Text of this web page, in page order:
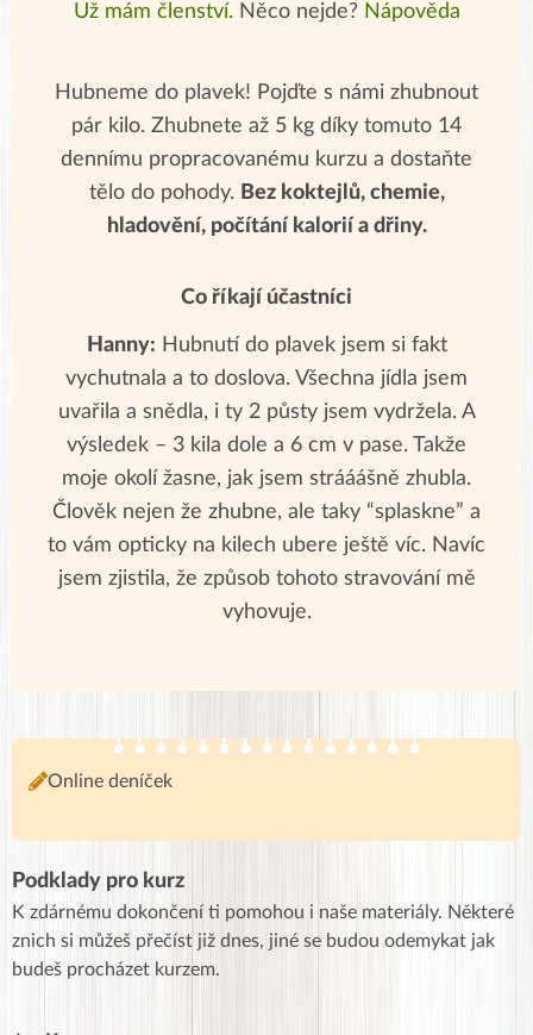
Už mám členství. Něco nejde? Nápověda
Hubneme do plavek! Pojďte s námi zhubnout
pár kilo. Zhubnete až 5 kg díky tomuto 14
dennímu propracovanému kurzu a dostaňte
tělo do pohody. Bez koktejlů, chemie,
hladovění, počítání kalorií a dřiny.
Co říkají účastníci
Hanny: Hubnutí do plavek jsem si fakt
vychutnala a to doslova. Všechna jídla jsem
uvařila a snědla, i ty 2 půsty jsem vydržela. A
výsledek – 3 kila dole a 6 cm v pase. Takže
moje okolí žasne, jak jsem strááášně zhubla.
Člověk nejen že zhubne, ale taky “splaskne” a
to vám opticky na kilech ubere ještě víc. Navíc
jsem zjistila, že způsob tohoto stravování mě
vyhovuje.
Online deníček
Podklady pro kurz
K zdárnému dokončení ti pomohou i naše materiály. Některé
znich si můžeš přečíst již dnes, jiné se budou odemykat jak
budeš procházet kurzem.